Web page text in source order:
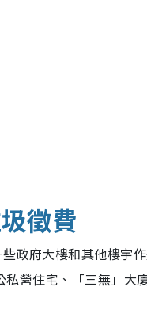
徵費
政府大樓和其他樓宇
營住宅、「三無」大